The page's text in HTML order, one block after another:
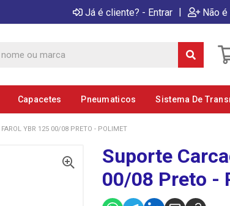
Já é cliente? - Entrar | Não
Capacetes Pneumaticos Sistema De
FAROL YBR 125 00/08 PRETO - POLIMET
Suporte
00/08 Preto -